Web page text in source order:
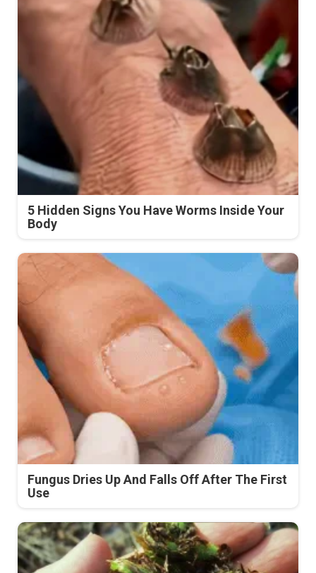
5 Hidden Signs You Have Worms Inside Your
Body
Fungus Dries Up And Falls Off After The First
Use